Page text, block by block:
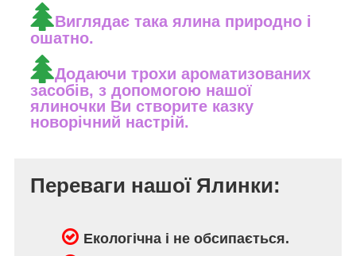
Переваги нашої Ялинки:
Екологічна і не обсипається.
Виглядає така ялина природно і
ошатно.
Додаючи трохи ароматизованих
засобів, з допомогою нашої
ялиночки Ви створите казку
новорічний настрій.